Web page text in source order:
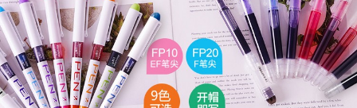
产品中心
服务与支持
人才招聘